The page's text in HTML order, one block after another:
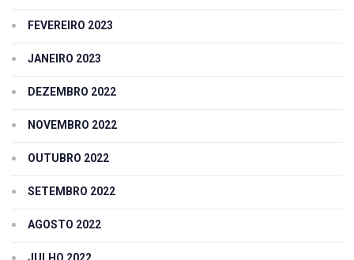
FEVEREIRO 2023
JANEIRO 2023
DEZEMBRO 2022
NOVEMBRO 2022
OUTUBRO 2022
SETEMBRO 2022
AGOSTO 2022